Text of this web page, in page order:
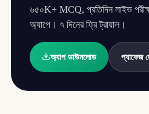
৬৫০K+ MCQ, প্রতিদিন লাইভ
অ্যাপে। ৭ দিনের ফ্রি ট্রায়াল।
অ্যাপ ডাউনলোড প্যাকেজ